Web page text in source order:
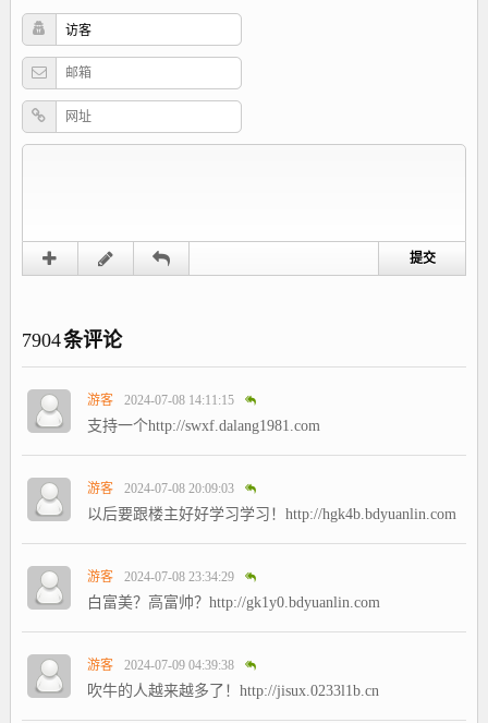
7904条评论
游客 2024-07-08 14:11:15
支持一个http://swxf.dalang1981.com
游客 2024-07-08 20:09:03
以后要跟楼主好好学习学习！http://hgk4b.bdyuanlin.com
游客 2024-07-08 23:34:29
白富美？高富帅？http://gk1y0.bdyuanlin.com
游客 2024-07-09 04:39:38
吹牛的人越来越多了！http://jisux.0233l1b.cn